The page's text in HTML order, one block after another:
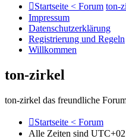
Startseite < Forum ton-
Impressum
Datenschutzerklärung
Registrierung und Regeln
Willkommen
ton-zirkel
ton-zirkel das freundliche
Startseite < Forum
Alle Zeiten sind